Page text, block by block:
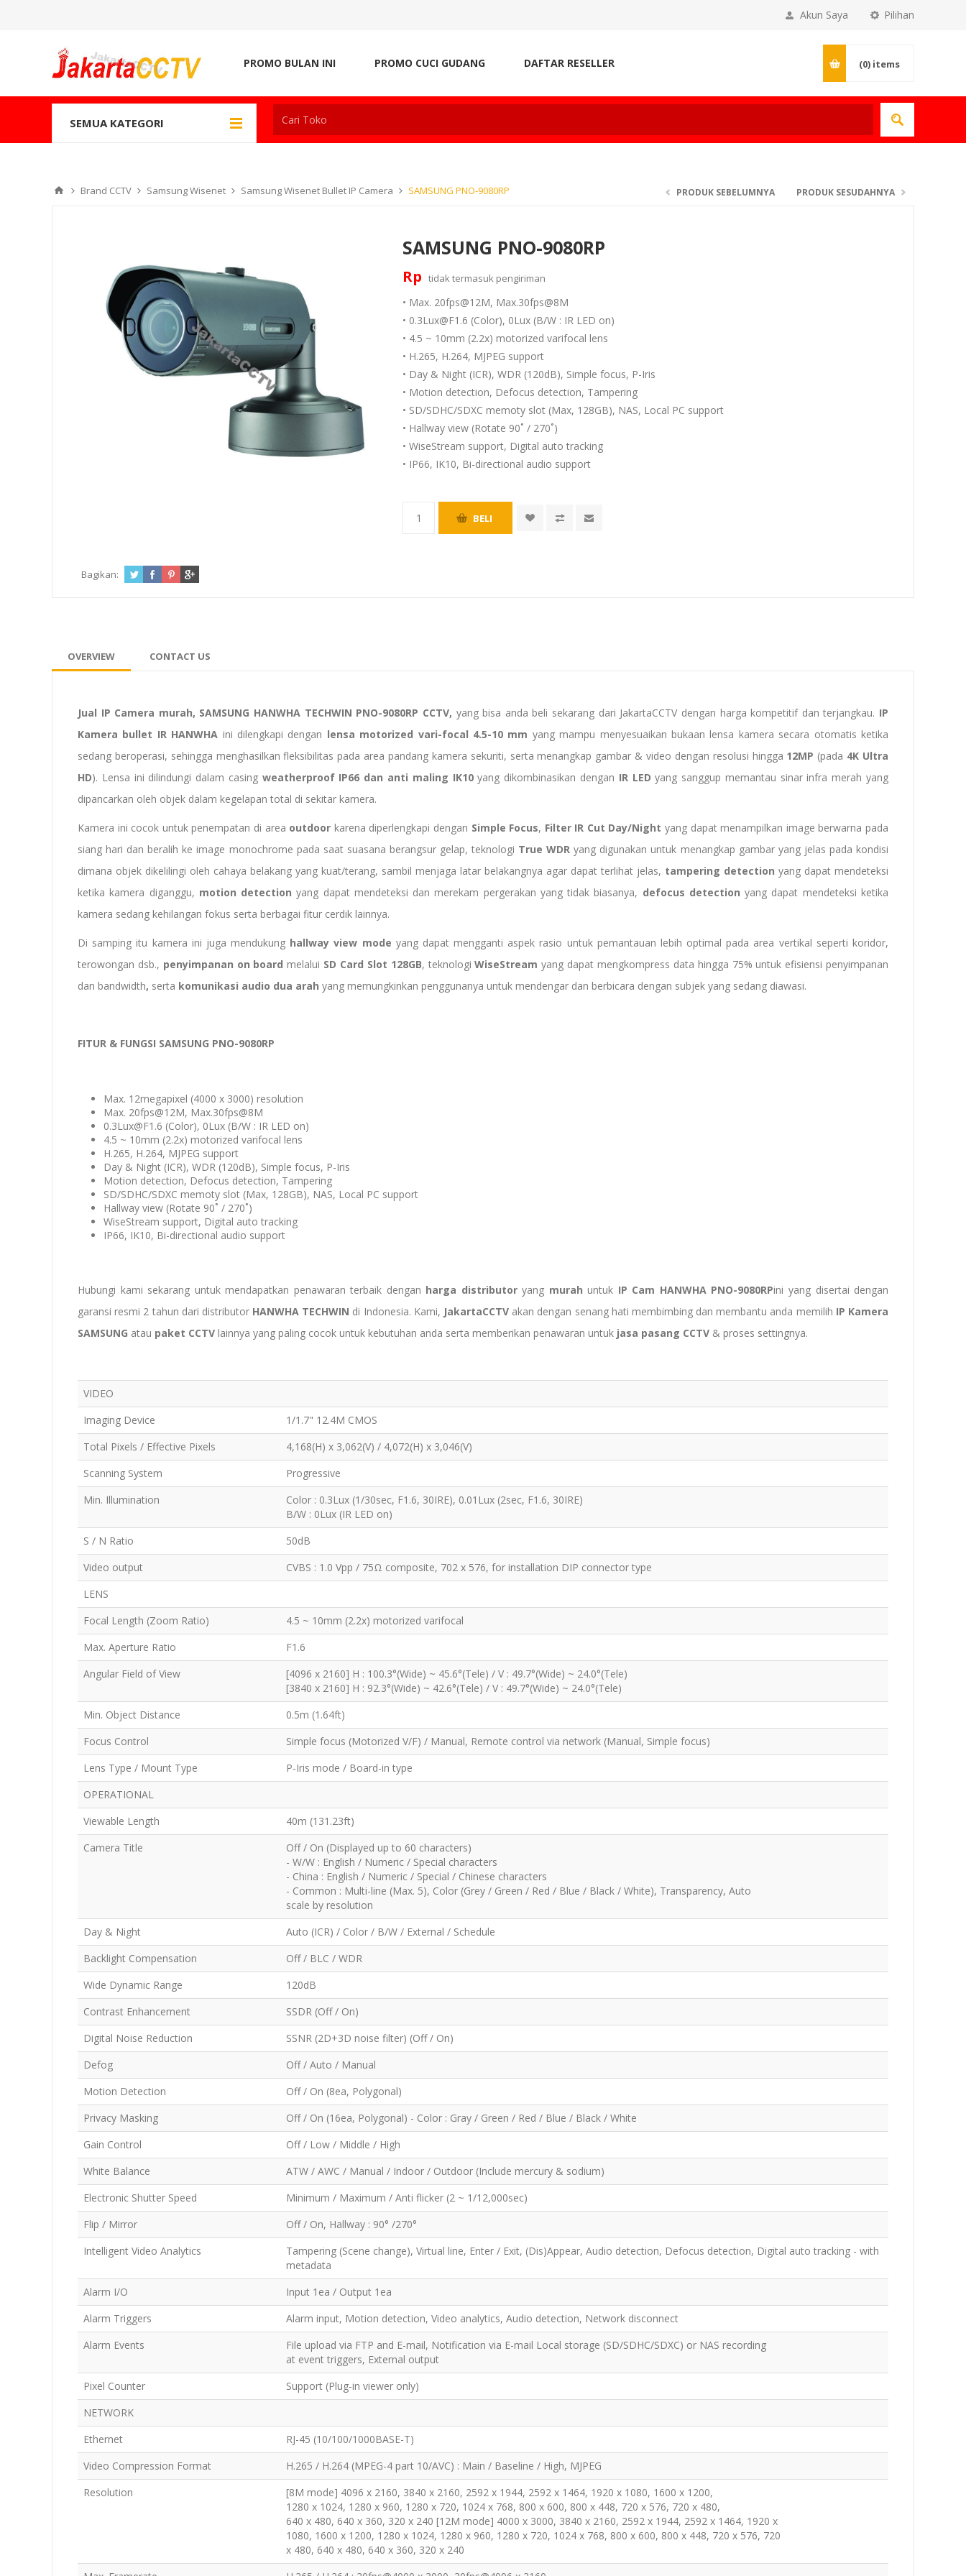
Pilihan
Akun Saya
PROMO BULAN INI PROMO CUCI GUDANG DAFTAR RESELLER (0) items
SEMUA KATEGORI
Brand CCTV Samsung Wisenet Samsung Wisenet Bullet IP Camera SAMSUNG PNO-9080RP PRODUK SEBELUMNYA PRODUK SESUDAHNYA
SAMSUNG PNO-9080RP
Rp tidak termasuk pengiriman
• Max. 20fps@12M, Max.30fps@8M
• 0.3Lux@F1.6 (Color), 0Lux (B/W : IR LED on)
• 4.5 ~ 10mm (2.2x) motorized varifocal lens
• H.265, H.264, MJPEG support
• Day & Night (ICR), WDR (120dB), Simple focus, P-Iris
• Motion detection, Defocus detection, Tampering
• SD/SDHC/SDXC memoty slot (Max, 128GB), NAS, Local PC support
• Hallway view (Rotate 90˚ / 270˚)
• WiseStream support, Digital auto tracking
• IP66, IK10, Bi-directional audio support
Bagikan:
OVERVIEW CONTACT US
Jual IP Camera murah, SAMSUNG HANWHA TECHWIN PNO-9080RP CCTV, yang bisa anda beli sekarang dari JakartaCCTV dengan harga kompetitif dan terjangkau. IP
Kamera bullet IR HANWHA ini dilengkapi dengan lensa motorized vari-focal 4.5-10 mm yang mampu menyesuaikan bukaan lensa kamera secara otomatis ketika
sedang beroperasi, sehingga menghasilkan fleksibilitas pada area pandang kamera sekuriti, serta menangkap gambar & video dengan resolusi hingga 12MP (pada 4K Ultra
HD). Lensa ini dilindungi dalam casing weatherproof IP66 dan anti maling IK10yang dikombinasikan dengan IR LED yang sanggup memantau sinar infra merah yang
dipancarkan oleh objek dalam kegelapan total di sekitar kamera.
Kamera ini cocok untuk penempatan di area outdoor karena diperlengkapi dengan Simple Focus, Filter IR Cut Day/Night yang dapat menampilkan image berwarna pada
siang hari dan beralih ke image monochrome pada saat suasana berangsur gelap, teknologi True WDR yang digunakan untuk menangkap gambar yang jelas pada kondisi
dimana objek dikelilingi oleh cahaya belakang yang kuat/terang, sambil menjaga latar belakangnya agar dapat terlihat jelas, tampering detection yang dapat mendeteksi
ketika kamera diganggu, motion detection yang dapat mendeteksi dan merekam pergerakan yang tidak biasanya, defocus detection yang dapat mendeteksi ketika
kamera sedang kehilangan fokus serta berbagai fitur cerdik lainnya.
Di samping itu kamera ini juga mendukung hallway view mode yang dapat mengganti aspek rasio untuk pemantauan lebih optimal pada area vertikal seperti koridor,
terowongan dsb., penyimpanan on board melalui SD Card Slot 128GB, teknologiWiseStreamyang dapat mengkompress data hingga 75% untuk efisiensi penyimpanan
dan bandwidth, serta komunikasi audio dua arah yang memungkinkan penggunanya untuk mendengar dan berbicara dengan subjek yang sedang diawasi.
FITUR & FUNGSI SAMSUNG PNO-9080RP
Max. 12megapixel (4000 x 3000) resolution
Max. 20fps@12M, Max.30fps@8M
0.3Lux@F1.6 (Color), 0Lux (B/W : IR LED on)
4.5 ~ 10mm (2.2x) motorized varifocal lens
H.265, H.264, MJPEG support
Day & Night (ICR), WDR (120dB), Simple focus, P-Iris
Motion detection, Defocus detection, Tampering
SD/SDHC/SDXC memoty slot (Max, 128GB), NAS, Local PC support
Hallway view (Rotate 90˚ / 270˚)
WiseStream support, Digital auto tracking
IP66, IK10, Bi-directional audio support
Hubungi kami sekarang untuk mendapatkan penawaran terbaik dengan harga distributoryang murah untuk IP Cam HANWHA PNO-9080RPini yang disertai dengan
garansi resmi 2 tahun dari distributor HANWHA TECHWIN di Indonesia. Kami, JakartaCCTV akan dengan senang hati membimbing dan membantu anda memilih IP Kamera
SAMSUNG atau paket CCTV lainnya yang paling cocok untuk kebutuhan anda serta memberikan penawaran untuk jasa pasang CCTV & proses settingnya.
VIDEO
Imaging Device
1/1.7" 12.4M CMOS
Total Pixels / Effective Pixels
4,168(H) x 3,062(V) / 4,072(H) x 3,046(V)
Scanning System
Progressive
Min. Illumination
Color : 0.3Lux (1/30sec, F1.6, 30IRE), 0.01Lux (2sec, F1.6, 30IRE)
B/W : 0Lux (IR LED on)
S / N Ratio
50dB
Video output
CVBS : 1.0 Vpp / 75Ω composite, 702 x 576, for installation DIP connector type
LENS
Focal Length (Zoom Ratio)
4.5 ~ 10mm (2.2x) motorized varifocal
Max. Aperture Ratio
F1.6
Angular Field of View
[4096 x 2160] H : 100.3°(Wide) ~ 45.6°(Tele) / V : 49.7°(Wide) ~ 24.0°(Tele)
[3840 x 2160] H : 92.3°(Wide) ~ 42.6°(Tele) / V : 49.7°(Wide) ~ 24.0°(Tele)
Min. Object Distance
0.5m (1.64ft)
Focus Control
Simple focus (Motorized V/F) / Manual, Remote control via network (Manual, Simple focus)
Lens Type / Mount Type
P-Iris mode / Board-in type
OPERATIONAL
Viewable Length
40m (131.23ft)
Camera Title
Off / On (Displayed up to 60 characters)
- W/W : English / Numeric / Special characters
- China : English / Numeric / Special / Chinese characters
- Common : Multi-line (Max. 5), Color (Grey / Green / Red / Blue / Black / White), Transparency, Auto
scale by resolution
Day & Night
Auto (ICR) / Color / B/W / External / Schedule
Backlight Compensation
Off / BLC / WDR
Wide Dynamic Range
120dB
Contrast Enhancement
SSDR (Off / On)
Digital Noise Reduction
SSNR (2D+3D noise filter) (Off / On)
Defog
Off / Auto / Manual
Motion Detection
Off / On (8ea, Polygonal)
Privacy Masking
Off / On (16ea, Polygonal) - Color : Gray / Green / Red / Blue / Black / White
Gain Control
Off / Low / Middle / High
White Balance
ATW / AWC / Manual / Indoor / Outdoor (Include mercury & sodium)
Electronic Shutter Speed
Minimum / Maximum / Anti flicker (2 ~ 1/12,000sec)
Flip / Mirror
Off / On, Hallway : 90° /270°
Intelligent Video Analytics
Tampering (Scene change), Virtual line, Enter / Exit, (Dis)Appear, Audio detection, Defocus detection, Digital auto tracking - with
metadata
Alarm I/O
Input 1ea / Output 1ea
Alarm Triggers
Alarm input, Motion detection, Video analytics, Audio detection, Network disconnect
Alarm Events
File upload via FTP and E-mail, Notification via E-mail Local storage (SD/SDHC/SDXC) or NAS recording
at event triggers, External output
Pixel Counter
Support (Plug-in viewer only)
NETWORK
Ethernet
RJ-45 (10/100/1000BASE-T)
Video Compression Format
H.265 / H.264 (MPEG-4 part 10/AVC) : Main / Baseline / High, MJPEG
Resolution
[8M mode] 4096 x 2160, 3840 x 2160, 2592 x 1944, 2592 x 1464, 1920 x 1080, 1600 x 1200,
1280 x 1024, 1280 x 960, 1280 x 720, 1024 x 768, 800 x 600, 800 x 448, 720 x 576, 720 x 480,
640 x 480, 640 x 360, 320 x 240 [12M mode] 4000 x 3000, 3840 x 2160, 2592 x 1944, 2592 x 1464, 1920 x
1080, 1600 x 1200, 1280 x 1024, 1280 x 960, 1280 x 720, 1024 x 768, 800 x 600, 800 x 448, 720 x 576, 720
x 480, 640 x 480, 640 x 360, 320 x 240